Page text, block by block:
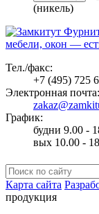
(никель)
мебели, окон —
Тел./факс:
+7 (495) 725
Электронная почта:
График:
будни 9.00 -
вых 10.00 -
Карта сайта
продукция